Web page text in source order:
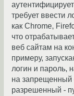
требует ввести
как Chrome,
что
веб сайтам на
примеру,
логин и пароль,
на запрещенный
разрешенный -